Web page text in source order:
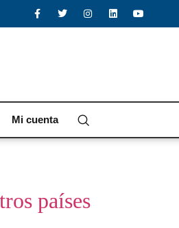
Mi cuenta
países